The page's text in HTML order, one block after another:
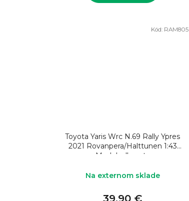
Toyota Yaris Wrc N.69 Rally Ypres
2021 Rovanpera/Halttunen 1:43
Model rally auta
Na externom sklade
39,90 €
Kód: RAM805